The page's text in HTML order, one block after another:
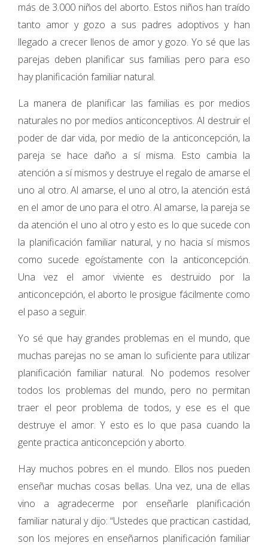
más de 3.000 niños del aborto. Estos niños han traído
tanto amor y gozo a sus padres adoptivos y han
llegado a crecer llenos de amor y gozo. Yo sé que las
parejas deben planificar sus familias pero para eso
hay planificación familiar natural.
La manera de planificar las familias es por medios
naturales no por medios anticonceptivos. Al destruir el
poder de dar vida, por medio de la anticoncepción, la
pareja se hace daño a sí misma. Esto cambia la
atención a sí mismos y destruye el regalo de amarse el
uno al otro. Al amarse, el uno al otro, la atención está
en el amor de uno para el otro. Al amarse, la pareja se
da atención el uno al otro y esto es lo que sucede con
la planificación familiar natural, y no hacia sí mismos
como sucede egoístamente con la anticoncepción.
Una vez el amor viviente es destruido por la
anticoncepción, el aborto le prosigue fácilmente como
el paso a seguir.
Yo sé que hay grandes problemas en el mundo, que
muchas parejas no se aman lo suficiente para utilizar
planificación familiar natural. No podemos resolver
todos los problemas del mundo, pero no permitan
traer el peor problema de todos, y ese es el que
destruye el amor. Y esto es lo que pasa cuando la
gente practica anticoncepción y aborto.
Hay muchos pobres en el mundo. Ellos nos pueden
enseñar muchas cosas bellas. Una vez, una de ellas
vino a agradecerme por enseñarle planificación
familiar natural y dijo: “Ustedes que practican castidad,
son los mejores en enseñarnos planificación familiar